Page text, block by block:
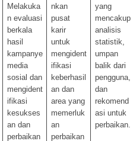
Melakuka
n evaluasi
berkala
hasil
kampanye
media
sosial dan
mengident
ifikasi
kesukses
an dan
perbaikan
nkan
pusat
karir
untuk
mengident
ifikasi
keberhasil
an dan
area yang
memerluk
an
perbaikan
yang
mencakup
analisis
statistik,
umpan
balik dari
pengguna,
dan
rekomend
asi untuk
perbaikan.